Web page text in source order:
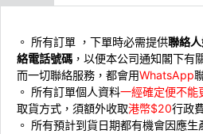
。 所有訂單 ，下單時必需提供聯絡
絡電話號碼 ，以便本公司通知閣下有
而一切聯絡服務，都會用WhatsApp
。 ⁠所有訂單個人資料一經確定便不能
取貨方式，須額外收取港幣$20行政
。 ⁠所有預計到貨日期都有機會因應